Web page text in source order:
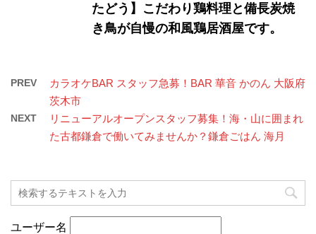
たどう】こだわり鶏料理と備長炭焼
き鳥が自慢の和風鶏居酒屋です。
PREV
カラオケBAR スタッフ急募！BAR 華音 かのん 大阪府
茨木市
NEXT
リニューアルオープンスタッフ募集！海・山に囲まれ
た古都鎌倉で働いてみませんか？鎌倉ごはん 海月
ユーザー名